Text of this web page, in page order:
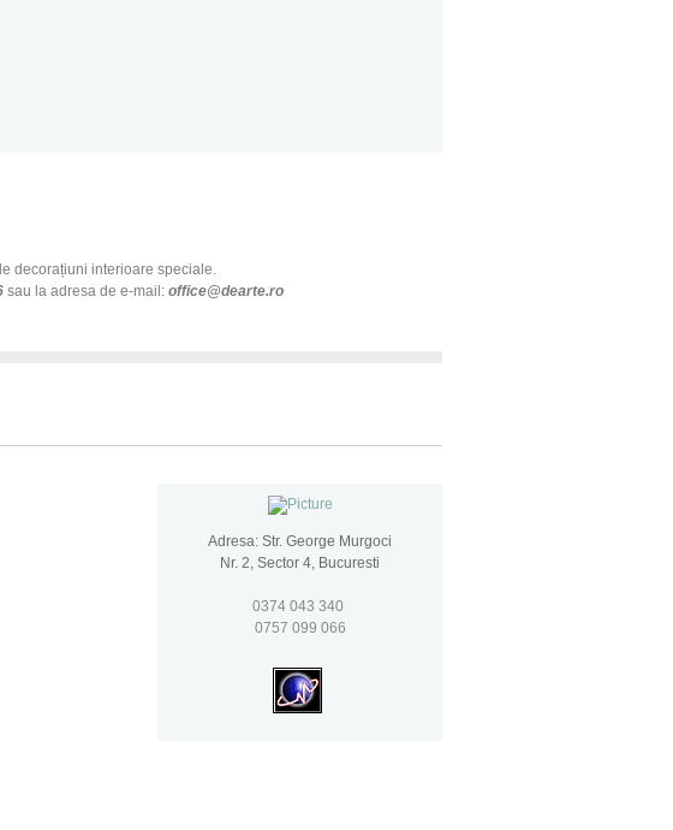
decorațiuni interioare speciale.
sau la adresa de e-mail: office@dearte.ro
Adresa: Str. George Murgoci
Nr. 2, Sector 4, Bucuresti
0374 043 340
0757 099 066